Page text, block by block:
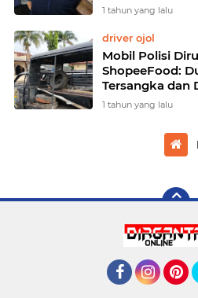
1 tahun yang lalu
driver ojol
Mobil Polisi
ShopeeFood:
Tersangka dan
1 tahun yang lalu